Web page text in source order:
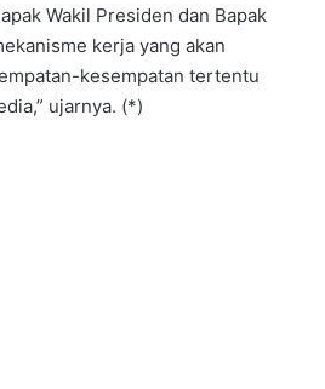
Wakil Presiden dan Bapak
kerja yang akan
kesempatan tertentu
ujarnya. (*)